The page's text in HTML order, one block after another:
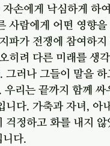
손에게 낙심하게 하
사람에게 어떤 영향
파가 전쟁에 참여하
히려 다른 미래를 생
러나 그들이 말을
리는 끝까지 함께 싸
다. 가축과 자녀, 아
정하고 화를 내지
니다.